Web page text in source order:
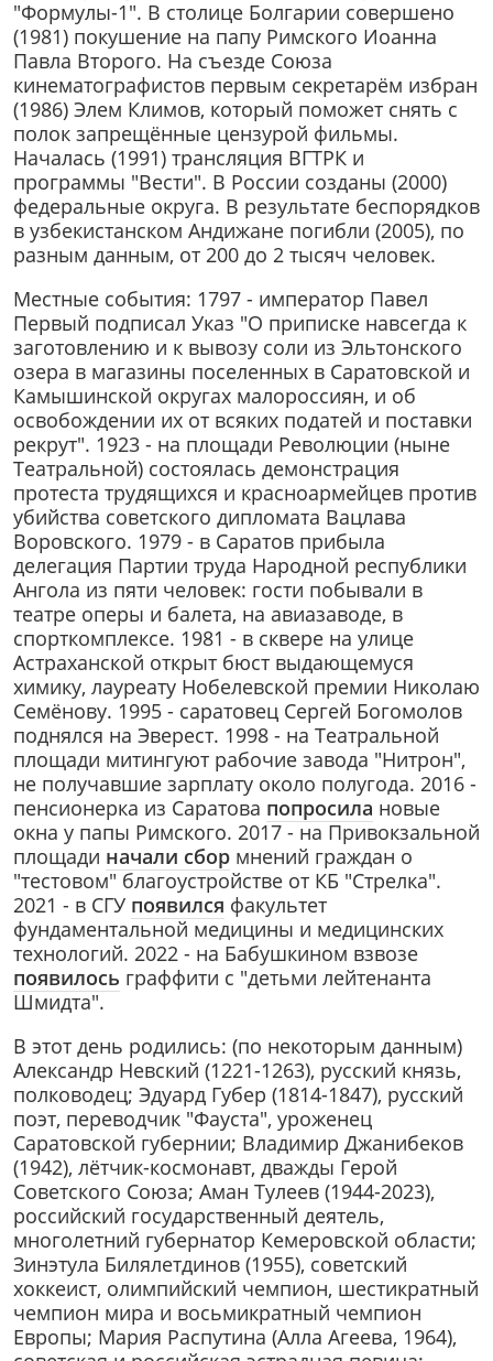
"Формулы-1". В столице Болгарии совершено
(1981) покушение на папу Римского Иоанна
Павла Второго. На съезде Союза
кинематографистов первым секретарём избран
(1986) Элем Климов, который поможет снять с
полок запрещённые цензурой фильмы.
Началась (1991) трансляция ВГТРК и
программы "Вести". В России созданы (2000)
федеральные округа. В результате беспорядков
в узбекистанском Андижане погибли (2005), по
разным данным, от 200 до 2 тысяч человек.
Местные события: 1797 - император Павел
Первый подписал Указ "О приписке навсегда к
заготовлению и к вывозу соли из Эльтонского
озера в магазины поселенных в Саратовской и
Камышинской округах малороссиян, и об
освобождении их от всяких податей и поставки
рекрут". 1923 - на площади Революции (ныне
Театральной) состоялась демонстрация
протеста трудящихся и красноармейцев против
убийства советского дипломата Вацлава
Воровского. 1979 - в Саратов прибыла
делегация Партии труда Народной республики
Ангола из пяти человек: гости побывали в
театре оперы и балета, на авиазаводе, в
спорткомплексе. 1981 - в сквере на улице
Астраханской открыт бюст выдающемуся
химику, лауреату Нобелевской премии Николаю
Семёнову. 1995 - саратовец Сергей Богомолов
поднялся на Эверест. 1998 - на Театральной
площади митингуют рабочие завода "Нитрон",
не получавшие зарплату около полугода. 2016 -
пенсионерка из Саратова попросила новые
окна у папы Римского. 2017 - на Привокзальной
площади начали сбор мнений граждан о
"тестовом" благоустройстве от КБ "Стрелка".
2021 - в СГУ появился факультет
фундаментальной медицины и медицинских
технологий. 2022 - на Бабушкином взвозе
появилось граффити с "детьми лейтенанта
Шмидта".
В этот день родились: (по некоторым данным)
Александр Невский (1221-1263), русский князь,
полководец; Эдуард Губер (1814-1847), русский
поэт, переводчик "Фауста", уроженец
Саратовской губернии; Владимир Джанибеков
(1942), лётчик-космонавт, дважды Герой
Советского Союза; Аман Тулеев (1944-2023),
российский государственный деятель,
многолетний губернатор Кемеровской области;
Зинэтула Билялетдинов (1955), советский
хоккеист, олимпийский чемпион, шестикратный
чемпион мира и восьмикратный чемпион
Европы; Мария Распутина (Алла Агеева, 1964),